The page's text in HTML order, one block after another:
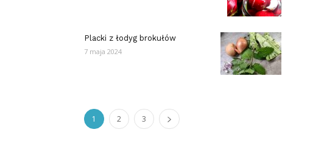
Placki z łodyg brokułów
7 maja 2024
1 2 3